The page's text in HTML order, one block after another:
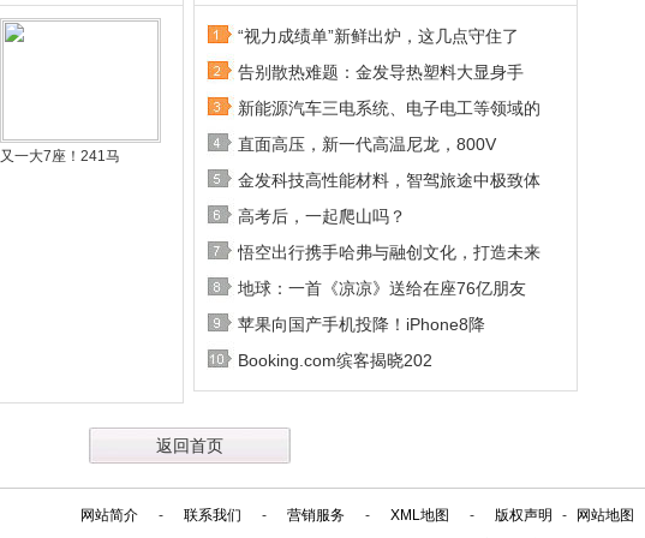
又一大7座！241马
“视力成绩单”新鲜出炉，这几点守住了
告别散热难题：金发导热塑料大显身手
新能源汽车三电系统、电子电工等领域的
直面高压，新一代高温尼龙，800V
金发科技高性能材料，智驾旅途中极致体
高考后，一起爬山吗？
悟空出行携手哈弗与融创文化，打造未来
地球：一首《凉凉》送给在座76亿朋友
苹果向国产手机投降！iPhone8降
Booking.com缤客揭晓202
返回首页
网站简介 - 联系我们 - 营销服务 - XML地图 - 版权声明 -
网站地图